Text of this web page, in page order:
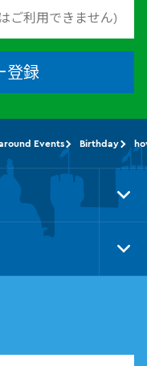
登録
Events Birthday